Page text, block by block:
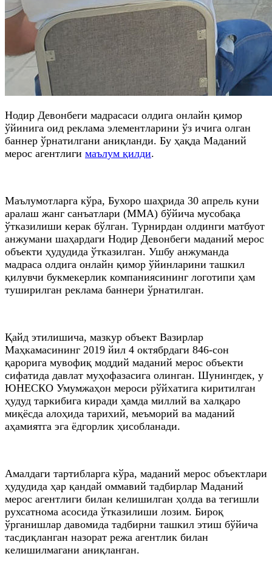
Нодир Девонбеги мадрасаси олдига онлайн қимор
ўйинига оид реклама элементларини ўз ичига олган
баннер ўрнатилгани аниқланди. Бу ҳақда Маданий
мерос агентлиги маълум қилди.
Маълумотларга кўра, Бухоро шаҳрида 30 апрель куни
аралаш жанг санъатлари (ММА) бўйича мусобақа
ўтказилиши керак бўлган. Турнирдан олдинги матбуот
анжумани шаҳардаги Нодир Девонбеги маданий мерос
объекти ҳудудида ўтказилган. Ушбу анжуманда
мадраса олдига онлайн қимор ўйинларини ташкил
қилувчи букмекерлик компаниясининг логотипи ҳам
туширилган реклама баннери ўрнатилган.
Қайд этилишича, мазкур объект Вазирлар
Маҳкамасининг 2019 йил 4 октябрдаги 846-сон
қарорига мувофиқ моддий маданий мерос объекти
сифатида давлат муҳофазасига олинган. Шунингдек, у
ЮНЕСКО Умумжаҳон мероси рўйхатига киритилган
ҳудуд таркибига киради ҳамда миллий ва халқаро
миқёсда алоҳида тарихий, меъморий ва маданий
аҳамиятга эга ёдгорлик ҳисобланади.
Амалдаги тартибларга кўра, маданий мерос объектлари
ҳудудида ҳар қандай оммавий тадбирлар Маданий
мерос агентлиги билан келишилган ҳолда ва тегишли
рухсатнома асосида ўтказилиши лозим. Бироқ
ўрганишлар давомида тадбирни ташкил этиш бўйича
тасдиқланган назорат режа агентлик билан
келишилмагани аниқланган.